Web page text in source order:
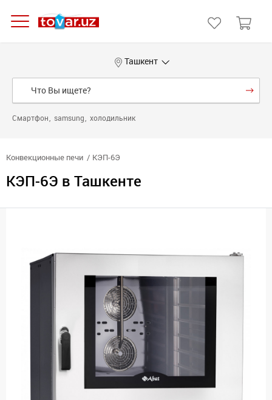
Ташкент
Смартфон samsung холодильник
Конвекционные печи КЭП-6Э
КЭП-6Э в Ташкенте